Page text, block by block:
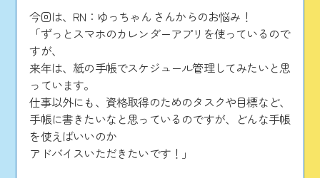
今回は、RN：ゆっちゃん さんからのお悩み！
「ずっとスマホのカレンダーアプリを使っているので
すが、
来年は、紙の手帳でスケジュール管理してみたいと思
っています。
仕事以外にも、資格取得のためのタスクや目標など、
手帳に書きたいなと思っているのですが、どんな手帳
を使えばいいのか
アドバイスいただきたいです！」